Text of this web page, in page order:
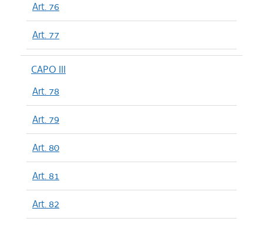
Art. 76
Art. 77
CAPO III
Art. 78
Art. 79
Art. 80
Art. 81
Art. 82